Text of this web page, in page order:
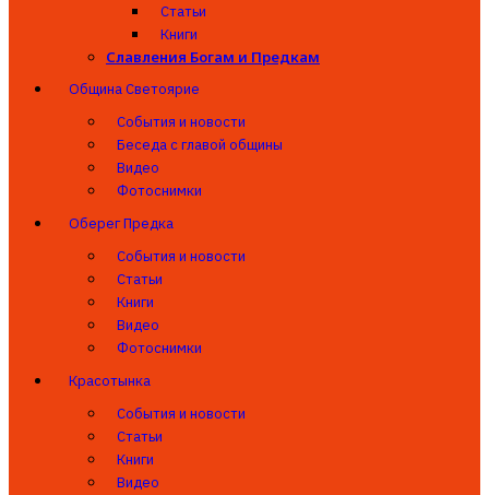
Статьи
Книги
Славления Богам и Предкам
Община Светоярие
События и новости
Беседа с главой общины
Видео
Фотоснимки
Оберег Предка
События и новости
Статьи
Книги
Видео
Фотоснимки
Красотынка
События и новости
Статьи
Книги
Видео